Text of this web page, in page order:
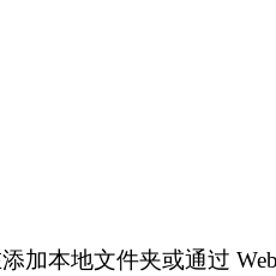
加本地文件夹或通过